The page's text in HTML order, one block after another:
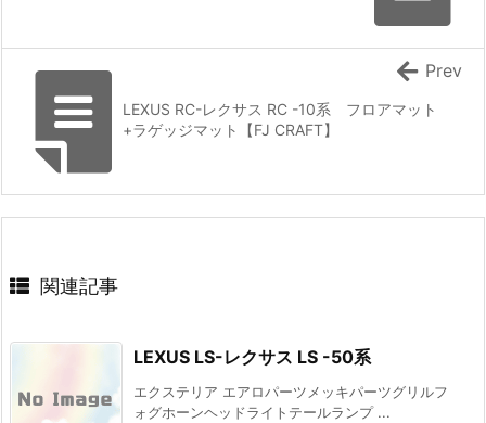
LEXUS RC-レクサス RC -10系 フロアマット
+ラゲッジマット【FJ CRAFT】
Prev
関連記事
LEXUS LS-レクサス LS -50系
エクステリア エアロパーツメッキパーツグリルフ
ォグホーンヘッドライトテールランプ ...